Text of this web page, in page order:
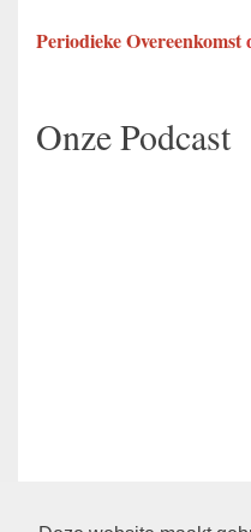
Periodieke Overeenkomst
Onze Podcast